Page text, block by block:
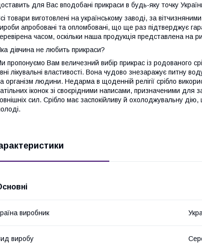
для Вас вподобані прикраси в будь-яку точку
товари виготовлені на українському заводі, за
апробовані та опломбовані, що ще раз підтверджує
часом, оскільки наша продукція представлена на
дівчина не любить прикраси?
пропонуємо Вам величезний вибір прикрас із родованого
лікувальні властивості. Вона чудово знезаражує питну
організм людини. Недарма в щоденній релігії срібло
іконок зі своєрідними написами, призначеними для
сил. Срібло має заспокійливу й охолоджувальну
виробник
виробу